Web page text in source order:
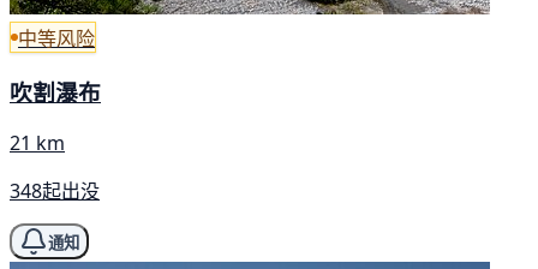
中等风险
吹割瀑布
21 km
348起出没
通知